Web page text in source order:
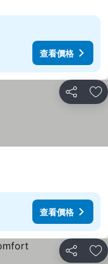
查看價格
分享 加
查看價格
分享 加